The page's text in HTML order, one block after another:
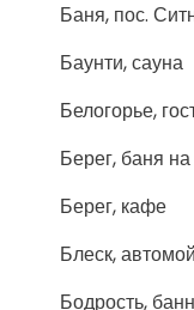
Баня, пос.
Баунти, сауна
Белогорье,
Берег, баня
Берег, кафе
Блеск,
Бодрость,